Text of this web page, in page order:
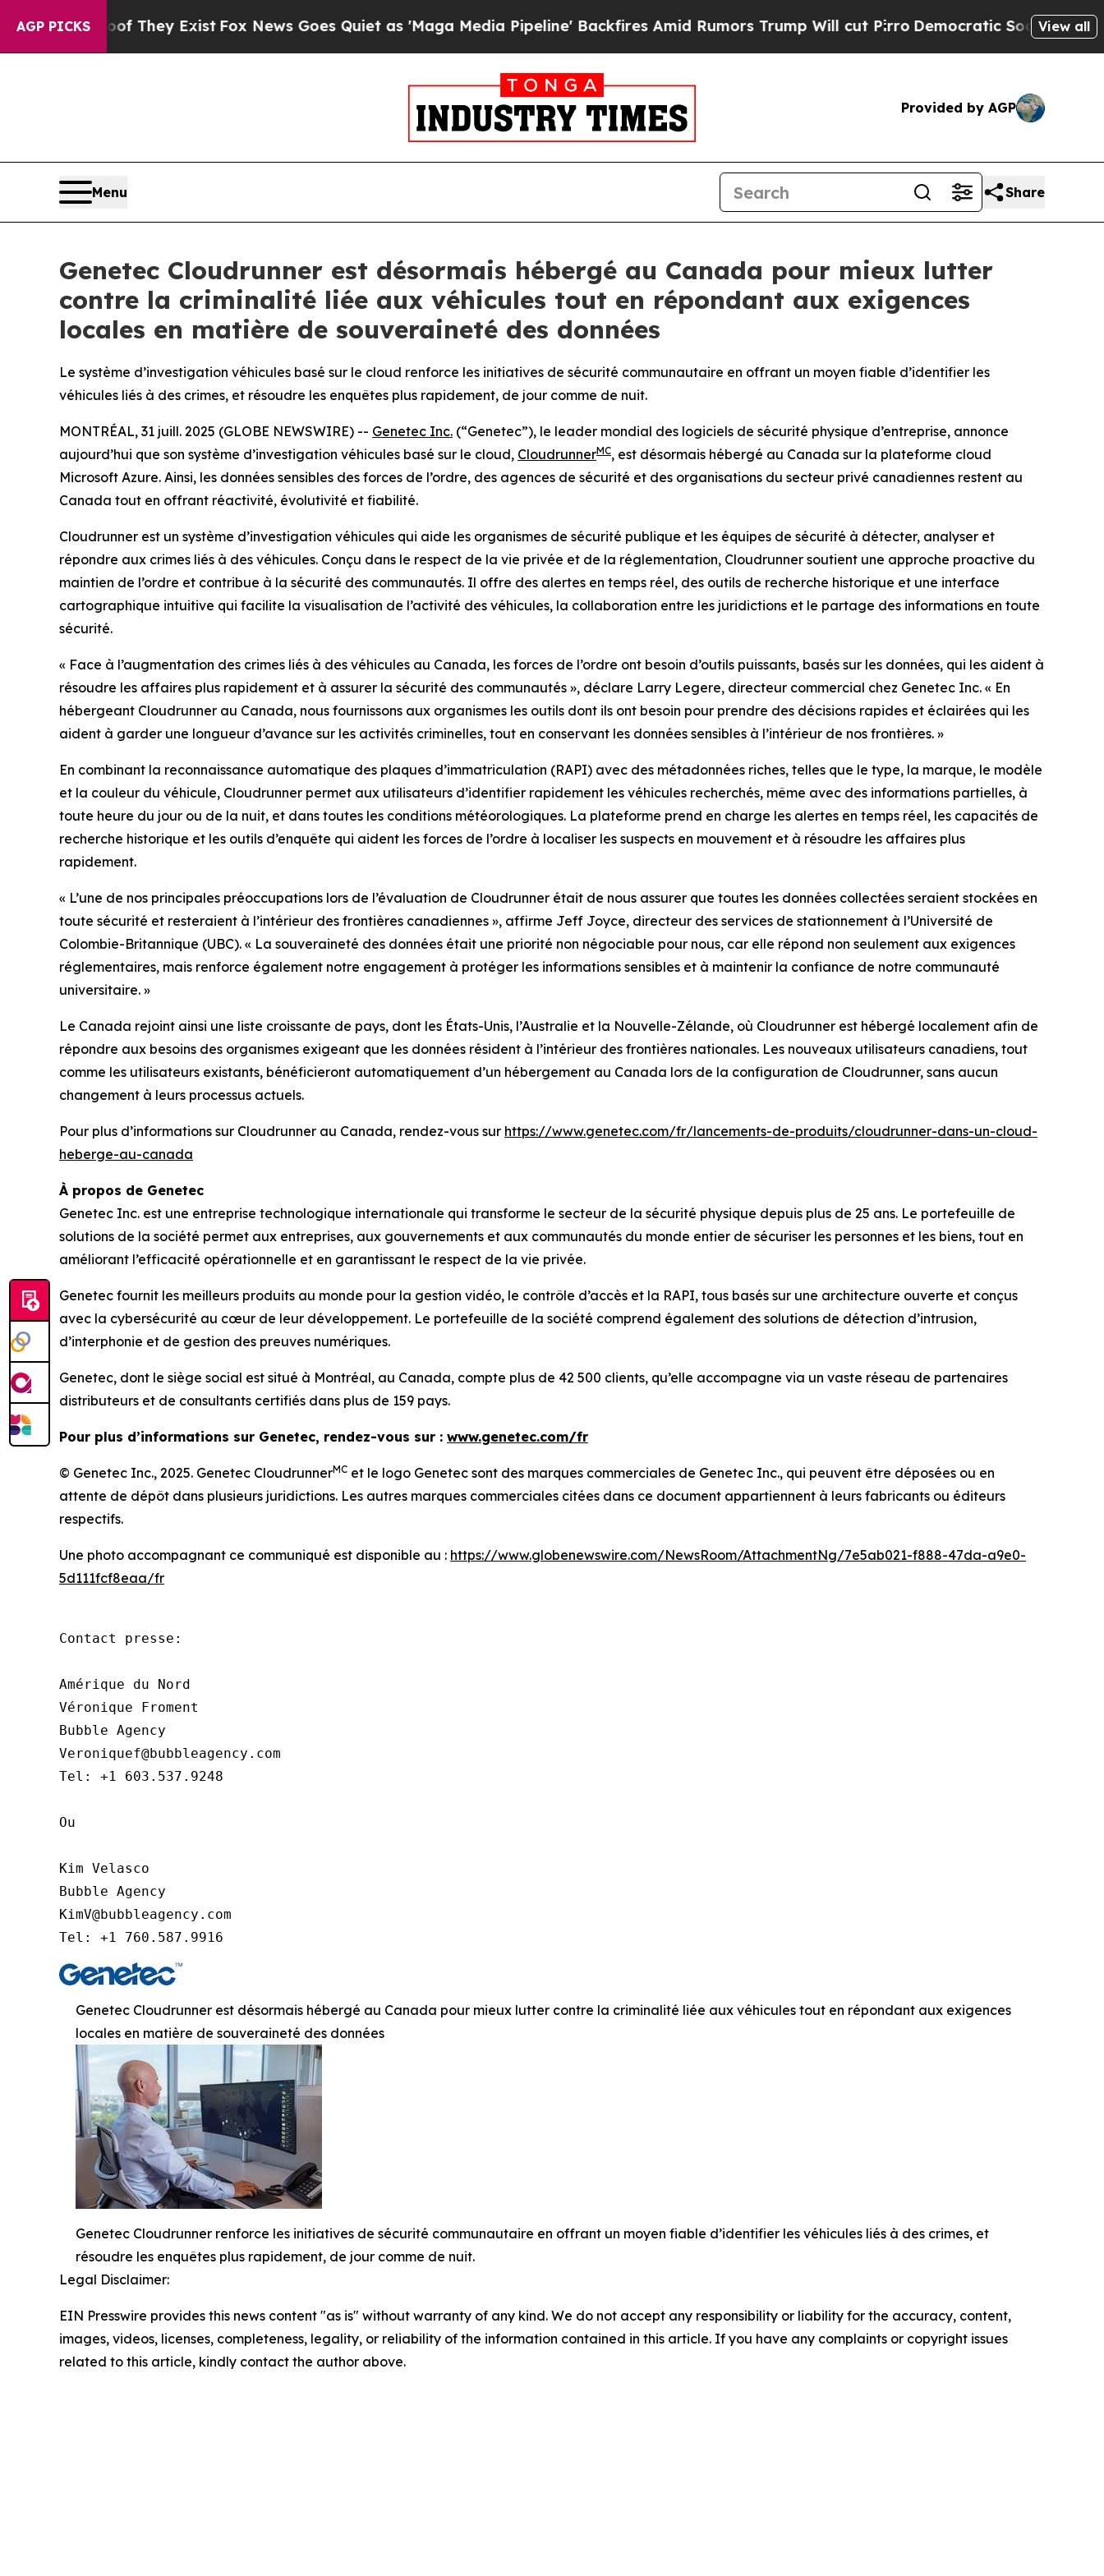
AGP PICKS
Proof They ExistFox News Goes Quiet as 'Maga Media Pipeline' Backfires Amid Rumors Trump Will cut PirroDemocratic Socialists of America
View all
Provided by AGP
Menu Share
Genetec Cloudrunner est désormais hébergé au Canada pour mieux lutter
contre la criminalité liée aux véhicules tout en répondant aux exigences
locales en matière de souveraineté des données
Le système d’investigation véhicules basé sur le cloud renforce les initiatives de sécurité communautaire en offrant un moyen fiable d’identifier les
véhicules liés à des crimes, et résoudre les enquêtes plus rapidement, de jour comme de nuit.
MONTRÉAL, 31 juill. 2025 (GLOBE NEWSWIRE) -- Genetec Inc. (“Genetec”), le leader mondial des logiciels de sécurité physique d’entreprise, annonce
aujourd’hui que son système d’investigation véhicules basé sur le cloud, CloudrunnerMC, est désormais hébergé au Canada sur la plateforme cloud
Microsoft Azure. Ainsi, les données sensibles des forces de l’ordre, des agences de sécurité et des organisations du secteur privé canadiennes restent au
Canada tout en offrant réactivité, évolutivité et fiabilité.
Cloudrunner est un système d’investigation véhicules qui aide les organismes de sécurité publique et les équipes de sécurité à détecter, analyser et
répondre aux crimes liés à des véhicules. Conçu dans le respect de la vie privée et de la réglementation, Cloudrunner soutient une approche proactive du
maintien de l’ordre et contribue à la sécurité des communautés. Il offre des alertes en temps réel, des outils de recherche historique et une interface
cartographique intuitive qui facilite la visualisation de l’activité des véhicules, la collaboration entre les juridictions et le partage des informations en toute
sécurité.
« Face à l’augmentation des crimes liés à des véhicules au Canada, les forces de l’ordre ont besoin d’outils puissants, basés sur les données, qui les aident à
résoudre les affaires plus rapidement et à assurer la sécurité des communautés », déclare Larry Legere, directeur commercial chez Genetec Inc. « En
hébergeant Cloudrunner au Canada, nous fournissons aux organismes les outils dont ils ont besoin pour prendre des décisions rapides et éclairées qui les
aident à garder une longueur d’avance sur les activités criminelles, tout en conservant les données sensibles à l’intérieur de nos frontières. »
En combinant la reconnaissance automatique des plaques d’immatriculation (RAPI) avec des métadonnées riches, telles que le type, la marque, le modèle
et la couleur du véhicule, Cloudrunner permet aux utilisateurs d’identifier rapidement les véhicules recherchés, même avec des informations partielles, à
toute heure du jour ou de la nuit, et dans toutes les conditions météorologiques. La plateforme prend en charge les alertes en temps réel, les capacités de
recherche historique et les outils d’enquête qui aident les forces de l’ordre à localiser les suspects en mouvement et à résoudre les affaires plus
rapidement.
« L’une de nos principales préoccupations lors de l’évaluation de Cloudrunner était de nous assurer que toutes les données collectées seraient stockées en
toute sécurité et resteraient à l’intérieur des frontières canadiennes », affirme Jeff Joyce, directeur des services de stationnement à l’Université de
Colombie-Britannique (UBC). « La souveraineté des données était une priorité non négociable pour nous, car elle répond non seulement aux exigences
réglementaires, mais renforce également notre engagement à protéger les informations sensibles et à maintenir la confiance de notre communauté
universitaire. »
Le Canada rejoint ainsi une liste croissante de pays, dont les États-Unis, l’Australie et la Nouvelle-Zélande, où Cloudrunner est hébergé localement afin de
répondre aux besoins des organismes exigeant que les données résident à l’intérieur des frontières nationales. Les nouveaux utilisateurs canadiens, tout
comme les utilisateurs existants, bénéficieront automatiquement d’un hébergement au Canada lors de la configuration de Cloudrunner, sans aucun
changement à leurs processus actuels.
Pour plus d’informations sur Cloudrunner au Canada, rendez-vous sur https://www.genetec.com/fr/lancements-de-produits/cloudrunner-dans-un-cloud-
heberge-au-canada
À propos de Genetec
Genetec Inc. est une entreprise technologique internationale qui transforme le secteur de la sécurité physique depuis plus de 25 ans. Le portefeuille de
solutions de la société permet aux entreprises, aux gouvernements et aux communautés du monde entier de sécuriser les personnes et les biens, tout en
améliorant l’efficacité opérationnelle et en garantissant le respect de la vie privée.
Genetec fournit les meilleurs produits au monde pour la gestion vidéo, le contrôle d’accès et la RAPI, tous basés sur une architecture ouverte et conçus
avec la cybersécurité au cœur de leur développement. Le portefeuille de la société comprend également des solutions de détection d’intrusion,
d’interphonie et de gestion des preuves numériques.
Genetec, dont le siège social est situé à Montréal, au Canada, compte plus de 42 500 clients, qu’elle accompagne via un vaste réseau de partenaires
distributeurs et de consultants certifiés dans plus de 159 pays.
Pour plus d’informations sur Genetec, rendez-vous sur : www.genetec.com/fr
© Genetec Inc., 2025. Genetec CloudrunnerMC et le logo Genetec sont des marques commerciales de Genetec Inc., qui peuvent être déposées ou en
attente de dépôt dans plusieurs juridictions. Les autres marques commerciales citées dans ce document appartiennent à leurs fabricants ou éditeurs
respectifs.
Une photo accompagnant ce communiqué est disponible au : https://www.globenewswire.com/NewsRoom/AttachmentNg/7e5ab021-f888-47da-a9e0-
5d111fcf8eaa/fr
Contact presse:
Amérique du Nord
Véronique Froment
Bubble Agency
Veroniquef@bubbleagency.com
Tel: +1 603.537.9248
Ou
Kim Velasco
Bubble Agency
KimV@bubbleagency.com
Tel: +1 760.587.9916
Genetec Cloudrunner est désormais hébergé au Canada pour mieux lutter contre la criminalité liée aux véhicules tout en répondant aux exigences
locales en matière de souveraineté des données
Genetec Cloudrunner renforce les initiatives de sécurité communautaire en offrant un moyen fiable d’identifier les véhicules liés à des crimes, et
résoudre les enquêtes plus rapidement, de jour comme de nuit.
Legal Disclaimer:
EIN Presswire provides this news content "as is" without warranty of any kind. We do not accept any responsibility or liability for the accuracy, content,
images, videos, licenses, completeness, legality, or reliability of the information contained in this article. If you have any complaints or copyright issues
related to this article, kindly contact the author above.